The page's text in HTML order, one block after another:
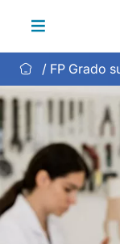
contenido
FP Grado